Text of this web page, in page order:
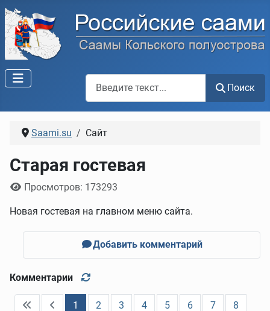
Поиск
Saami.su Сайт
Старая гостевая
Информация о материале
Просмотров: 173293
Новая гостевая на главном меню сайта.
Добавить комментарий
Комментарии
1 2 3 4 5 6 7 8